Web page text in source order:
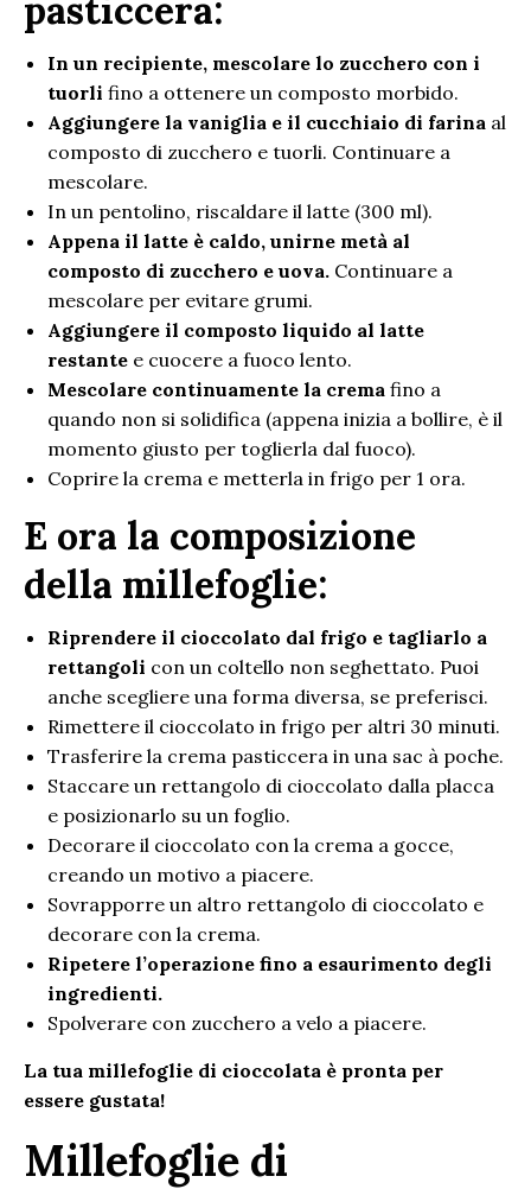
pasticcera:
In un recipiente, mescolare lo zucchero con i
tuorli fino a ottenere un composto morbido.
Aggiungere la vaniglia e il cucchiaio di farina al
composto di zucchero e tuorli. Continuare a
mescolare.
In un pentolino, riscaldare il latte (300 ml).
Appena il latte è caldo, unirne metà al
composto di zucchero e uova. Continuare a
mescolare per evitare grumi.
Aggiungere il composto liquido al latte
restante e cuocere a fuoco lento.
Mescolare continuamente la crema fino a
quando non si solidifica (appena inizia a bollire, è il
momento giusto per toglierla dal fuoco).
Coprire la crema e metterla in frigo per 1 ora.
E ora la composizione
della millefoglie:
Riprendere il cioccolato dal frigo e tagliarlo a
rettangoli con un coltello non seghettato. Puoi
anche scegliere una forma diversa, se preferisci.
Rimettere il cioccolato in frigo per altri 30 minuti.
Trasferire la crema pasticcera in una sac à poche.
Staccare un rettangolo di cioccolato dalla placca
e posizionarlo su un foglio.
Decorare il cioccolato con la crema a gocce,
creando un motivo a piacere.
Sovrapporre un altro rettangolo di cioccolato e
decorare con la crema.
Ripetere l’operazione fino a esaurimento degli
ingredienti.
Spolverare con zucchero a velo a piacere.
La tua millefoglie di cioccolata è pronta per
essere gustata!
Millefoglie di